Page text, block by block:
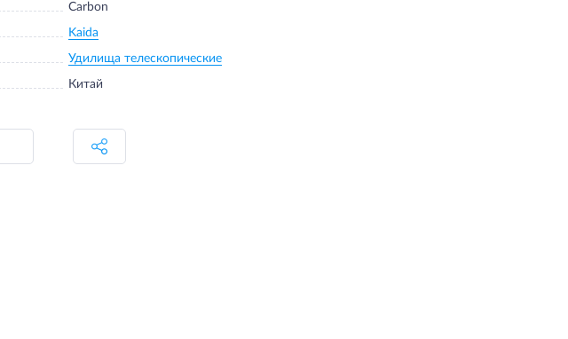
Carbon
Kaida
Удилища телескопические
Китай